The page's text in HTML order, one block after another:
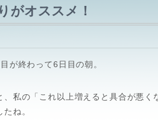
がオススメ！
が終わって6日目の朝。
、私の「これ以上増えると具合が悪
ね。